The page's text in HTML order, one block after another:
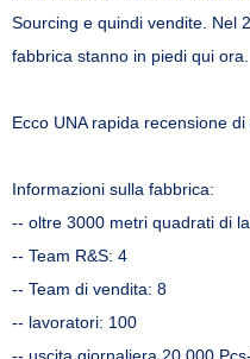
Sourcing e quindi vendite. Nel
fabbrica stanno in piedi qui ora.
Ecco UNA rapida recensione di
Informazioni sulla fabbrica:
-- oltre 3000 metri quadrati di
-- Team R&S: 4
-- Team di vendita: 8
-- lavoratori: 100